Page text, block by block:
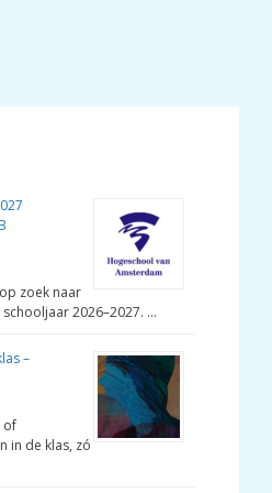
zoek naar
2026–2027. …
–
of
in de klas, zó